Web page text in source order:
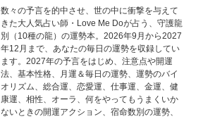
数々の予言を的中させ、世の中に衝撃を与えて
きた大人気占い師・Love Me Doが占う、守護龍
別（10種の龍）の運勢本。2026年9月から2027
年12月まで、あなたの毎日の運勢を収録してい
ます。2027年の予言をはじめ、注意点や開運
法、基本性格、月運＆毎日の運勢、運勢のバイ
オリズム、総合運、恋愛運、仕事運、金運、健
康運、相性、オーラ、何をやってもうまくいか
ないときの開運アクション、宿命数別の運勢、